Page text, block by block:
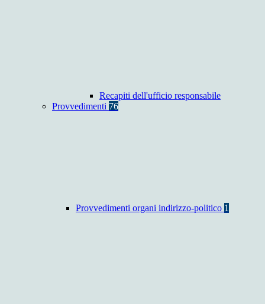
Recapiti dell'ufficio responsabile
Provvedimenti 76
Provvedimenti organi indirizzo-politico 1